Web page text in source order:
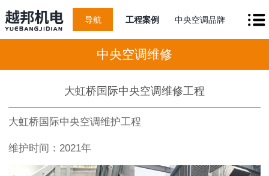
导航 工程案例 中央空调品牌
中央空调维修
大虹桥国际中央空调维修工程
大虹桥国际中央空调维护工程
维护时间：2021年